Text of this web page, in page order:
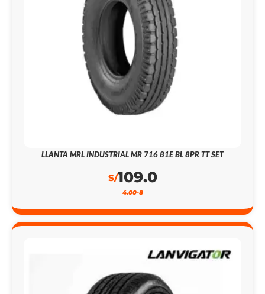
LLANTA MRL INDUSTRIAL MR 716 81E BL 8PR TT SET
S/109.0
4.00-8